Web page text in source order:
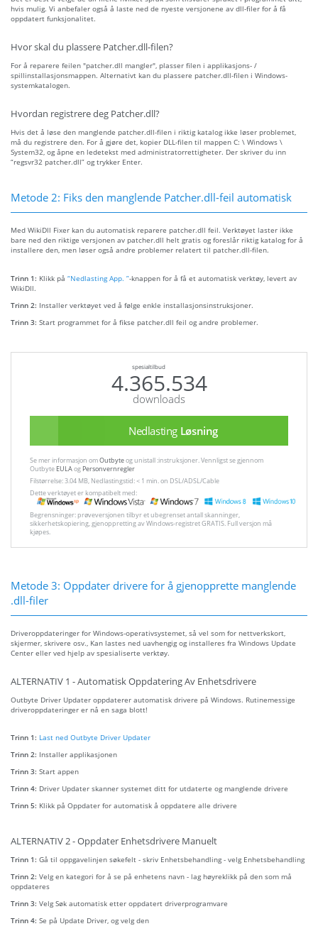
hvis mulig. Vi anbefaler også å laste ned de nyeste versjonene av dll-filer for å få
oppdatert funksjonalitet.
Hvor skal du plassere Patcher.dll-filen?
For å reparere feilen "patcher.dll mangler", plasser filen i applikasjons- /
spillinstallasjonsmappen. Alternativt kan du plassere patcher.dll-filen i Windows-
systemkatalogen.
Hvordan registrere deg Patcher.dll?
Hvis det å løse den manglende patcher.dll-filen i riktig katalog ikke løser problemet,
må du registrere den. For å gjøre det, kopier DLL-filen til mappen C: \ Windows \
System32, og åpne en ledetekst med administratorrettigheter. Der skriver du inn
“regsvr32 patcher.dll” og trykker Enter.
Metode 2: Fiks den manglende Patcher.dll-feil automatisk
Med WikiDll Fixer kan du automatisk reparere patcher.dll feil. Verktøyet laster ikke
bare ned den riktige versjonen av patcher.dll helt gratis og foreslår riktig katalog for å
installere den, men løser også andre problemer relatert til patcher.dll-filen.
Trinn 1: Klikk på “Nedlasting App. ”-knappen for å få et automatisk verktøy, levert av
WikiDll.
Trinn 2: Installer verktøyet ved å følge enkle installasjonsinstruksjoner.
Trinn 3: Start programmet for å fikse patcher.dll feil og andre problemer.
spesialtilbud
4.365.534
downloads
Nedlasting Løsning
Se mer informasjon omOutbyteog unistall :instruksjoner. Vennligst se gjennom
Outbyte EULAog Personvernregler
Filstørrelse: 3.04 MB, Nedlastingstid: < 1 min. on DSL/ADSL/Cable
Dette verktøyet er kompatibelt med:
Begrensninger: prøveversjonen tilbyr et ubegrenset antall skanninger,
sikkerhetskopiering, gjenoppretting av Windows-registret GRATIS. Full versjon må
kjøpes.
Metode 3: Oppdater drivere for å gjenopprette manglende
.dll-filer
Driveroppdateringer for Windows-operativsystemet, så vel som for nettverkskort,
skjermer, skrivere osv., Kan lastes ned uavhengig og installeres fra Windows Update
Center eller ved hjelp av spesialiserte verktøy.
ALTERNATIV 1 - Automatisk Oppdatering Av Enhetsdrivere
Outbyte Driver Updater oppdaterer automatisk drivere på Windows. Rutinemessige
driveroppdateringer er nå en saga blott!
Trinn 1: Last ned Outbyte Driver Updater
Trinn 2: Installer applikasjonen
Trinn 3: Start appen
Trinn 4: Driver Updater skanner systemet ditt for utdaterte og manglende drivere
Trinn 5: Klikk på Oppdater for automatisk å oppdatere alle drivere
ALTERNATIV 2 - Oppdater Enhetsdrivere Manuelt
Trinn 1: Gå til oppgavelinjen søkefelt - skriv Enhetsbehandling - velg Enhetsbehandling
Trinn 2: Velg en kategori for å se på enhetens navn - lag høyreklikk på den som må
oppdateres
Trinn 3: Velg Søk automatisk etter oppdatert driverprogramvare
Trinn 4: Se på Update Driver, og velg den